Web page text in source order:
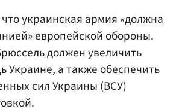
украинская армия «должна
европейской обороны.
должен увеличить
Украине, а также обеспечить
сил Украины (ВСУ)